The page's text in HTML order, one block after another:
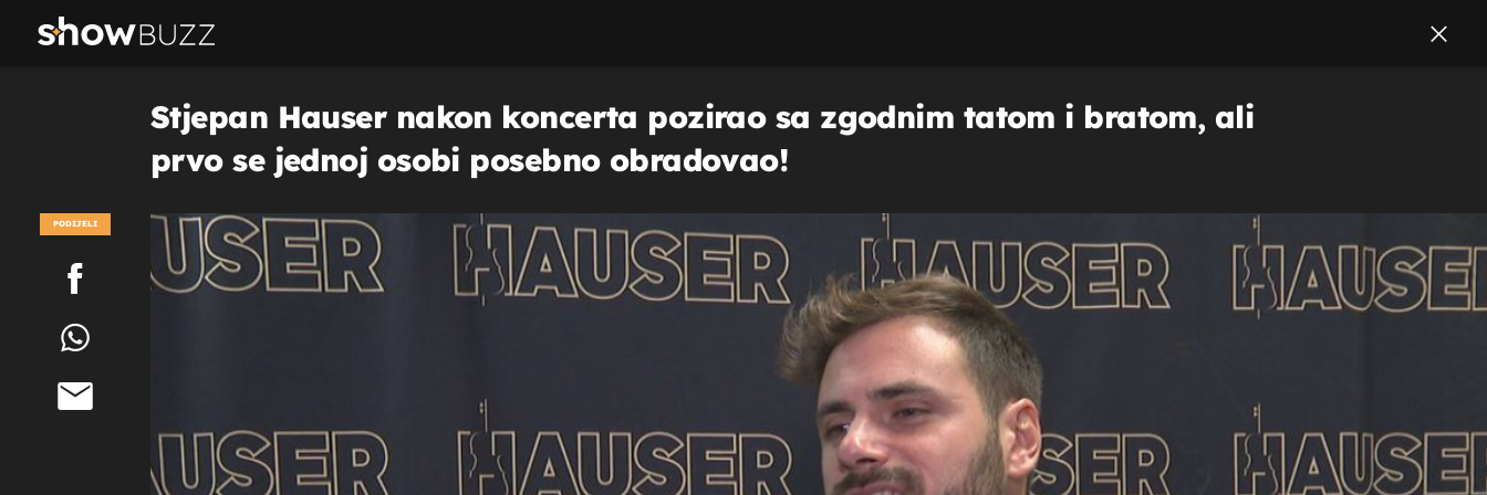
Stjepan Hauser nakon koncerta pozirao sa zgodnim tatom i bratom, ali
prvo se jednoj osobi posebno obradovao!
PODIJELI
POGLEDAJ